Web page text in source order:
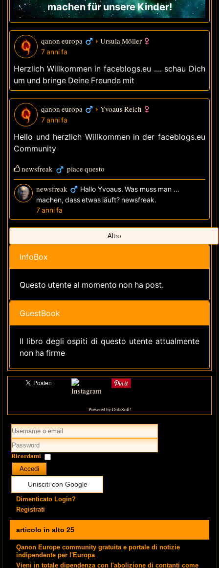
machen für unsere Kinder!
qanon europa Ursula Möller
7 anni fa
Herzlich Willkommen in faceblogs.eu .... schau Dich
um und bringe Deine Freunde mit
qanon europa Yvoaus Reich
7 anni fa
Hello und herzlich Willkommen in der faceblogs.eu
Community
newsfreak piace questo
newsfreak
Hallo Yvoaus. Was muss man da
machen, dass etwas läuft? newsfreak.
7 anni fa
Altro
InfoBox
Questo utente al momento non ha post.
GuestBook
Il libro degli ospiti di questo utente attualmente
non ha firme
Powered by OrdaSoft!
Ricordami
Accedi
Unisciti con Google
Dimenticato Login?
Registrati
articolo in alto 25
Qanon Europe community gratuita e portale di notizie
indipendente per l'Europa
Vieni in totale dipendenza con l'abolizione di contanti come